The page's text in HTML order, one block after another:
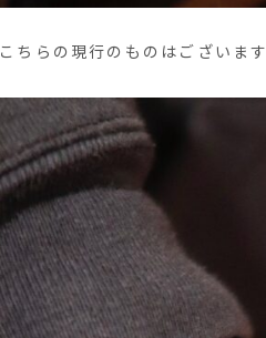
こちらの現行のものはございます